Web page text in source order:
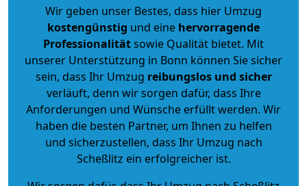
Wir geben unser Bestes, dass hier Umzug
kostengünstig und eine hervorragende
Professionalitätsowie Qualität bietet. Mit
unserer Unterstützung in Bonn können Sie sicher
sein, dass Ihr Umzug reibungslos und sicher
verläuft, denn wir sorgen dafür, dass Ihre
Anforderungen und Wünsche erfüllt werden. Wir
haben die besten Partner, um Ihnen zu helfen
und sicherzustellen, dass Ihr Umzug nach
Scheßlitz ein erfolgreicher ist.